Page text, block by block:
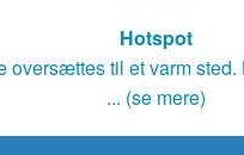
Hotspot
oversættes til et varm sted.
... (se mere)